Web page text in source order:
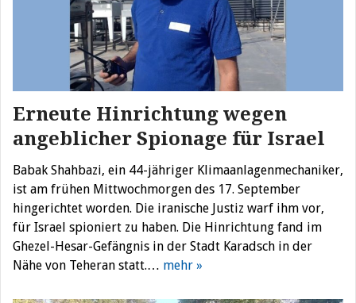
Erneute Hinrichtung wegen
angeblicher Spionage für Israel
Babak Shahbazi, ein 44-jähriger Klimaanlagenmechaniker,
ist am frühen Mittwochmorgen des 17. September
hingerichtet worden. Die iranische Justiz warf ihm vor,
für Israel spioniert zu haben. Die Hinrichtung fand im
Ghezel-Hesar-Gefängnis in der Stadt Karadsch in der
Nähe von Teheran statt.… mehr »